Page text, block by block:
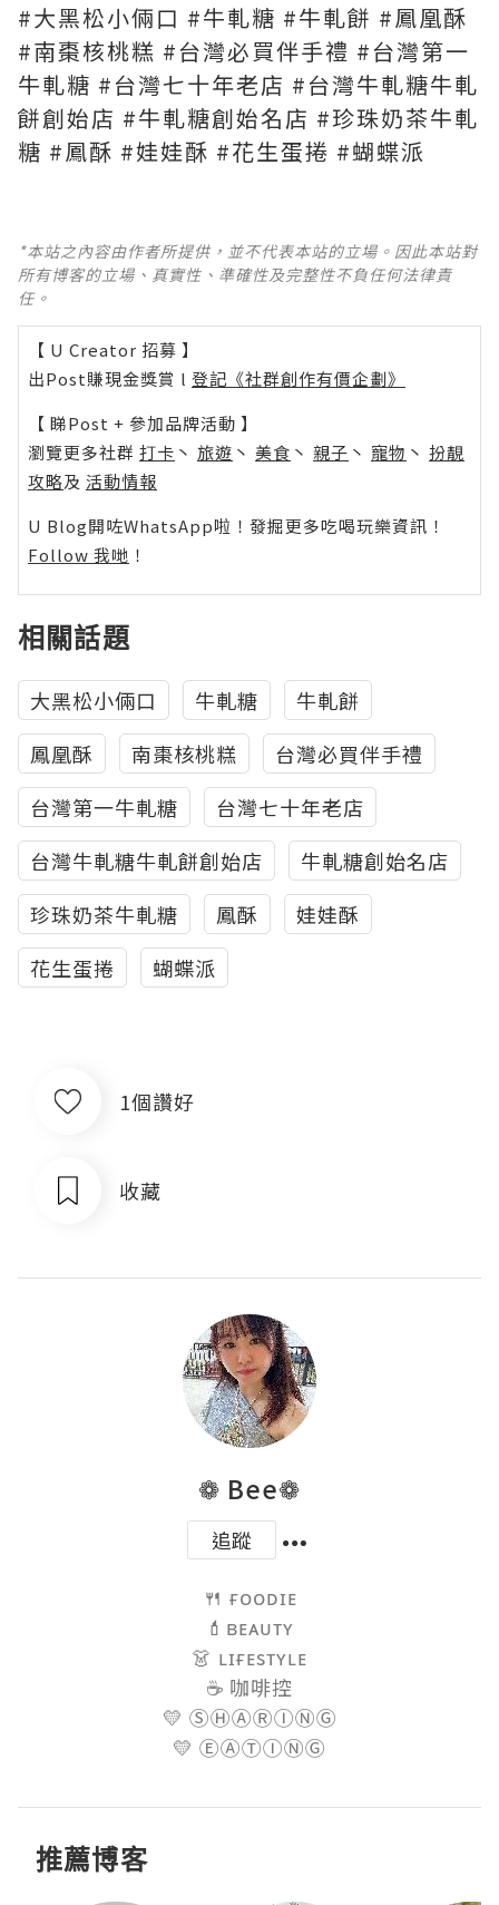
#大黑松小倆口 #牛軋糖 #牛軋餅 #鳳凰酥
#南棗核桃糕 #台灣必買伴手禮 #台灣第一
牛軋糖 #台灣七十年老店 #台灣牛軋糖牛軋
餅創始店 #牛軋糖創始名店 #珍珠奶茶牛軋
糖 #鳳酥 #娃娃酥 #花生蛋捲 #蝴蝶派
*本站之內容由作者所提供，並不代表本站的立場。因此本站對
所有博客的立場、真實性、準確性及完整性不負任何法律責
任。
【 U Creator 招募 】
出Post賺現金獎賞 l 登記《社群創作有價企劃》
【 睇Post + 參加品牌活動 】
瀏覽更多社群 打卡 丶 旅遊 丶 美食 丶 親子 丶 寵物 丶 扮靚
攻略及 活動情報
U Blog開咗WhatsApp啦！發掘更多吃喝玩樂資訊！
Follow 我哋 ！
相關話題
大黑松小倆口 牛軋糖
牛軋餅
鳳凰酥
南棗核桃糕
台灣必買伴手禮
台灣第一牛軋糖
台灣七十年老店
台灣牛軋糖牛軋餅創始店
牛軋糖創始名店
珍珠奶茶牛軋糖
鳳酥
娃娃酥
花生蛋捲
蝴蝶派
1個讚好
收藏
❁ Bee❁
追蹤
🍴 ғᴏᴏᴅɪᴇ
💄ʙᴇᴀᴜᴛʏ
👗 ʟɪғᴇsᴛʏʟᴇ
☕️ 咖啡控
💛 ⓈⒽⒶⓇⒾⓃⒼ
💛 ⒺⒶⓉⒾⓃⒼ
推薦博客